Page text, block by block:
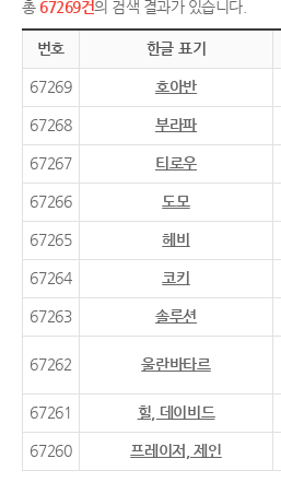
총 67269건의 검색 결과가 있습니다.
번호 한글 표기
67269 호아반
67268 부라파
67267 티로우
67266 도모
67265 헤비
67264 코키
67263 솔루션
67262 울란바타르
67261 힐, 데이비드
67260 프레이저, 제인